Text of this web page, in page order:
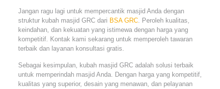
Jangan ragu lagi untuk mempercantik masjid Anda dengan
struktur kubah masjid GRC dari BSA GRC. Peroleh kualitas,
keindahan, dan kekuatan yang istimewa dengan harga yang
kompetitif. Kontak kami sekarang untuk memperoleh tawaran
terbaik dan layanan konsultasi gratis.
Sebagai kesimpulan, kubah masjid GRC adalah solusi terbaik
untuk memperindah masjid Anda. Dengan harga yang kompetitif,
kualitas yang superior, desain yang menawan, dan pelayanan